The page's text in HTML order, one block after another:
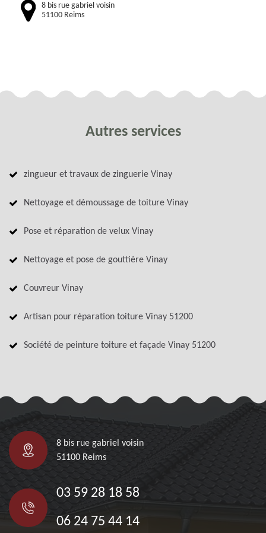
8 bis rue gabriel voisin
51100 Reims
Autres services
zingueur et travaux de zinguerie Vinay
Nettoyage et démoussage de toiture Vinay
Pose et réparation de velux Vinay
Nettoyage et pose de gouttière Vinay
Couvreur Vinay
Artisan pour réparation toiture Vinay 51200
Société de peinture toiture et façade Vinay 51200
8 bis rue gabriel voisin
51100 Reims
03 59 28 18 58
06 24 75 44 14